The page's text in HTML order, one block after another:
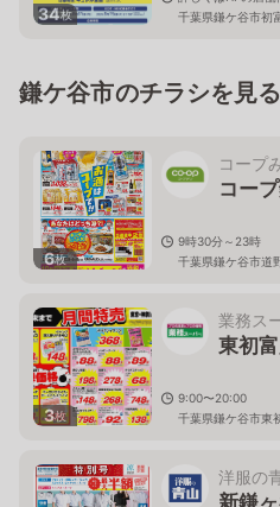
34枚
千葉県鎌ケ谷市初
鎌ケ谷市のチラシを見る
6枚
コープ
コー
9時30分～23時
千葉県鎌ケ谷市道
3枚
業務ス
東初
9:00〜20:00
千葉県鎌ケ谷市東
洋服の
新鎌